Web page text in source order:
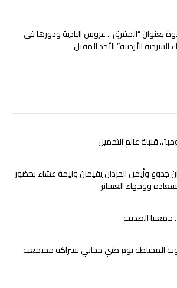
بعنوان “المفرق .. عروس البادية ودورها في
السردية الأردنية” الأحد المقبل
قنبلة عالم التجميل
جدوع وأيمن الحردان يقيمان وليمة عشاء بحضور
ووجهاء العشائر
المختلطة يوم طبي مجاني بشراكة مجتمعية